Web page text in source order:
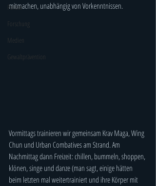
Polizei
Forschung
Medien
Gewaltprävention
mitmachen, unabhängig von Vorkenntnissen.
Vormittags trainieren wir gemeinsam Krav Maga, Wing
Chun und Urban Combatives am Strand. Am
Nachmittag dann Freizeit: chillen, bummeln, shoppen,
klönen, singe und danze (man sagt, einige hätten
beim letzten mal weitertrainiert und ihre Körper mit